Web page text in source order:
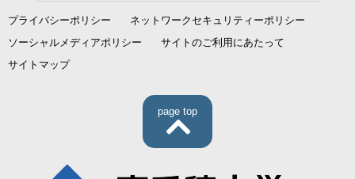
プライバシーポリシー
ネットワークセキュリティーポリシー
ソーシャルメディアポリシー
サイトのご利用にあたって
サイトマップ
page top